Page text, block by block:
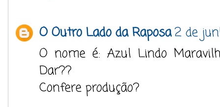
O Outro Lado da Raposa2 de
O nome é: Azul Lindo
Dar??
Confere produção?